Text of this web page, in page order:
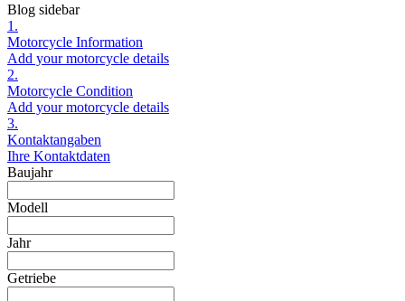
Blog sidebar
1.
Motorcycle Information
Add your motorcycle details
2.
Motorcycle Condition
Add your motorcycle details
3.
Kontaktangaben
Ihre Kontaktdaten
Baujahr
Modell
Jahr
Getriebe